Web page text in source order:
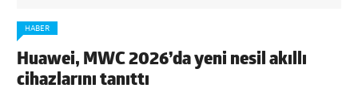
HABER
Huawei, MWC 2026’da yeni nesil akıllı
cihazlarını tanıttı